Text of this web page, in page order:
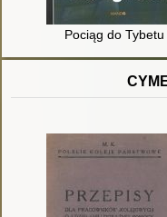
Pociąg do Tybetu